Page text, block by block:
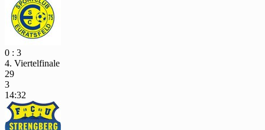
0 : 3
4. Viertelfinale
29
3
14:32